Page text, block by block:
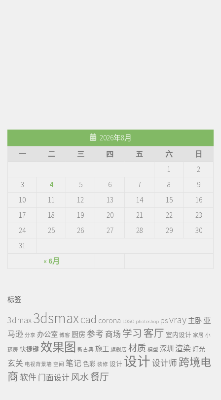
2026年8月
一
二 三 四 五 六 日
« 6月
1
2
3
4 5 6 7 8
9
10
11 12 13 14 15
16
17
18 19 20 21 22
23
24
25 26 27 28 29
30
31
标签
3dmax3dsmaxcad corona LOGO photoshop psvray 主卧 亚
马逊 分享 办公室 博客 厨房 参考 商场 学习 客厅 室内设计 家居 小
孩房 快捷键 效果图 新古典 施工 旗舰店 材质 模型 深圳 渲染 灯光
玄关 电视背景墙 空间 笔记 色彩 装修 设计 设计设计师 跨境电
商软件 门面设计 风水 餐厅